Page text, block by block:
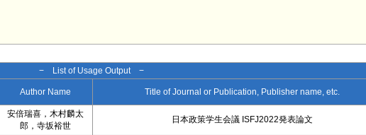
− List of Usage Output −
Author Name Title of Journal or Publication, Publisher name, etc.
安倍瑞喜，木村麟太
郎，寺坂裕世
日本政策学生会議 ISFJ2022発表論文